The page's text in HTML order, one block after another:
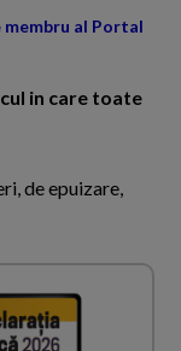
membru al Portal
in care toate
de epuizare,